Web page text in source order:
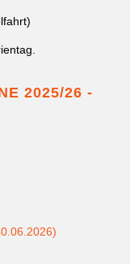
2025/26 -